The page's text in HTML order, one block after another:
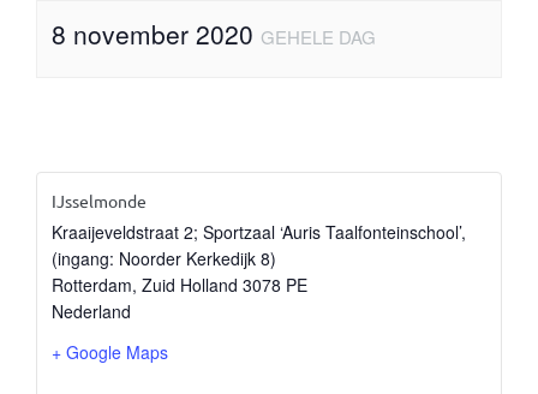
8 november 2020 GEHELE DAG
IJsselmonde
Kraaijeveldstraat 2; Sportzaal ‘Auris Taalfonteinschool’,
(ingang: Noorder Kerkedijk 8)
Rotterdam, Zuid Holland 3078 PE
Nederland
+ Google Maps